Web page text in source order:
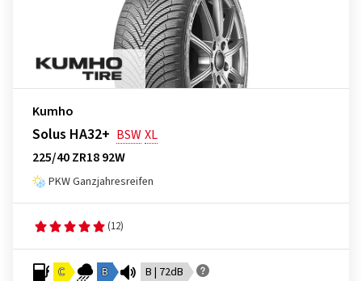
Kumho
Solus HA32+ BSWXL
225/40 ZR18 92W
PKW Ganzjahresreifen
(12)
C B B | 72dB